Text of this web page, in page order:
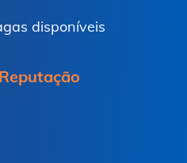
disponíveis